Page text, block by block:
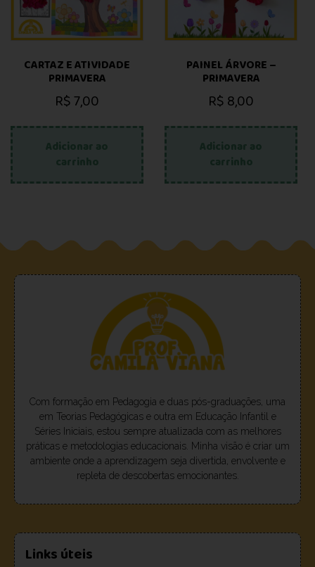
CARTAZ E ATIVIDADE
PRIMAVERA
R$7,00
Adicionar ao
carrinho
PAINEL ÁRVORE –
PRIMAVERA
R$8,00
Adicionar ao
carrinho
Com formação em Pedagogia e duas pós-graduações, uma
em Teorias Pedagógicas e outra em Educação Infantil e
Séries Iniciais, estou sempre atualizada com as melhores
práticas e metodologias educacionais. Minha visão é criar um
ambiente onde a aprendizagem seja divertida, envolvente e
repleta de descobertas emocionantes.
Links úteis